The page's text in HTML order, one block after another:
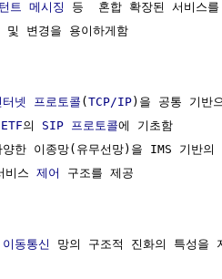
트 메시징
등  혼합 확장된 서비스
변경을 용이하게함
터넷 프로토콜(TCP/IP)을 공통 기반
의 SIP 프로토콜에 기초함
한 이종망(유무선망)을 IMS 기반의
비스
제어 구조를 제공
이동통신 망의 구조적 진화의 특성을